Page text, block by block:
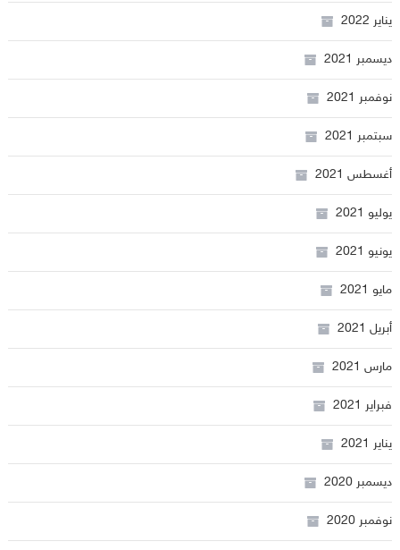
يناير 2022
ديسمبر 2021
نوفمبر 2021
سبتمبر 2021
أغسطس 2021
يوليو 2021
يونيو 2021
مايو 2021
أبريل 2021
مارس 2021
فبراير 2021
يناير 2021
ديسمبر 2020
نوفمبر 2020